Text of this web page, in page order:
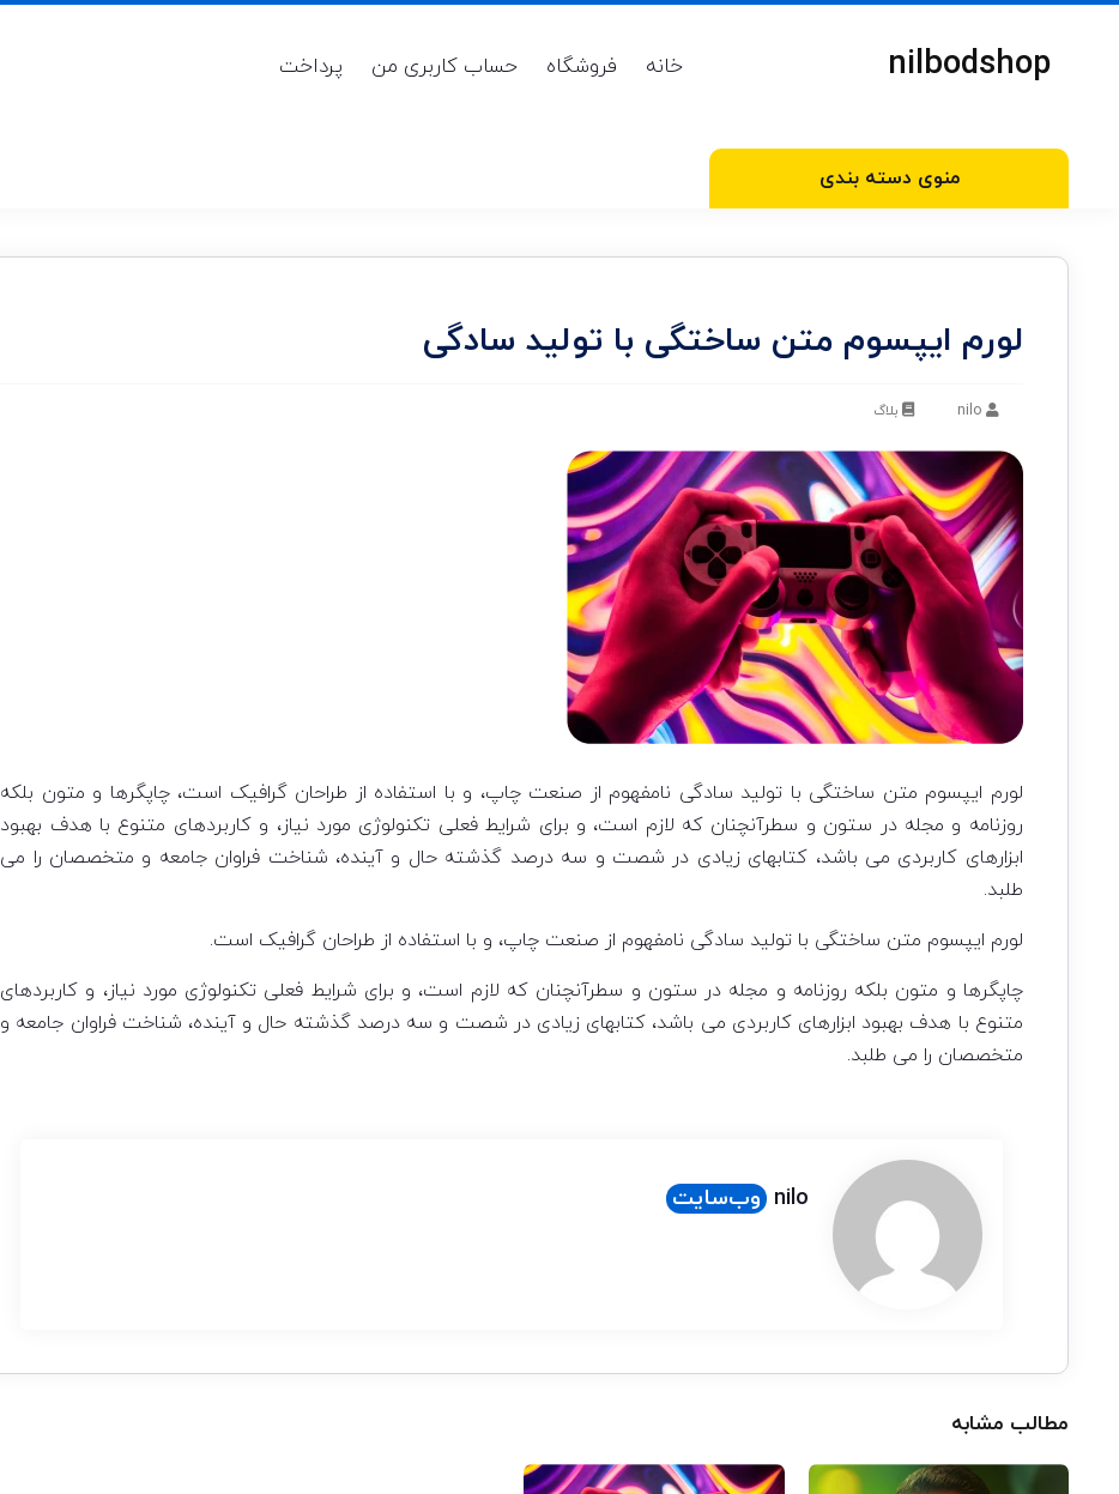
nilbodshop خانه فروشگاه حساب کاربری من پرداخت
منوی دسته بندی
لورم ایپسوم متن ساختگی با تولید سادگی
nilo بلاگ
لورم ایپسوم متن ساختگی با تولید سادگی نامفهوم از صنعت چاپ، و با استفاده از طراحان گرافیک است، چاپگرها و متون بلکه
روزنامه و مجله در ستون و سطرآنچنان که لازم است، و برای شرایط فعلی تکنولوژی مورد نیاز، و کاربردهای متنوع با هدف بهبود
ابزارهای کاربردی می باشد، کتابهای زیادی در شصت و سه درصد گذشته حال و آینده، شناخت فراوان جامعه و متخصصان را می
طلبد.
لورم ایپسوم متن ساختگی با تولید سادگی نامفهوم از صنعت چاپ، و با استفاده از طراحان گرافیک است.
چاپگرها و متون بلکه روزنامه و مجله در ستون و سطرآنچنان که لازم است، و برای شرایط فعلی تکنولوژی مورد نیاز، و کاربردهای
متنوع با هدف بهبود ابزارهای کاربردی می باشد، کتابهای زیادی در شصت و سه درصد گذشته حال و آینده، شناخت فراوان جامعه و
متخصصان را می طلبد.
nilo وب‌سایت
مطالب مشابه